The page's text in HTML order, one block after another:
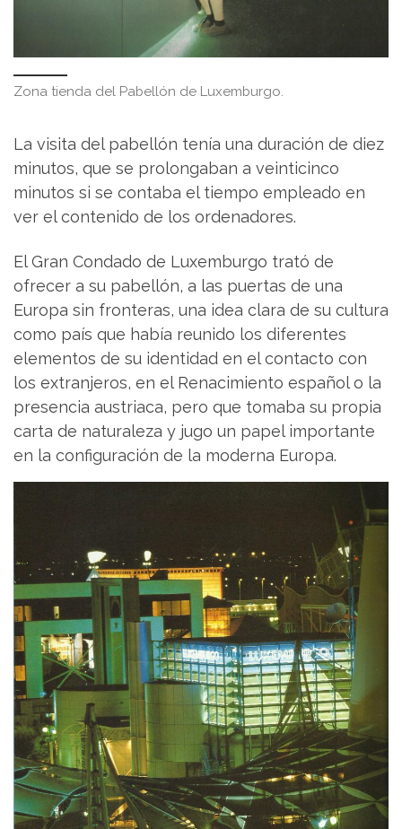
Zona tienda del Pabellón de Luxemburgo.
La visita del pabellón tenía una duración de diez
minutos, que se prolongaban a veinticinco
minutos si se contaba el tiempo empleado en
ver el contenido de los ordenadores.
El Gran Condado de Luxemburgo trató de
ofrecer a su pabellón, a las puertas de una
Europa sin fronteras, una idea clara de su cultura
como país que había reunido los diferentes
elementos de su identidad en el contacto con
los extranjeros, en el Renacimiento español o la
presencia austriaca, pero que tomaba su propia
carta de naturaleza y jugo un papel importante
en la configuración de la moderna Europa.